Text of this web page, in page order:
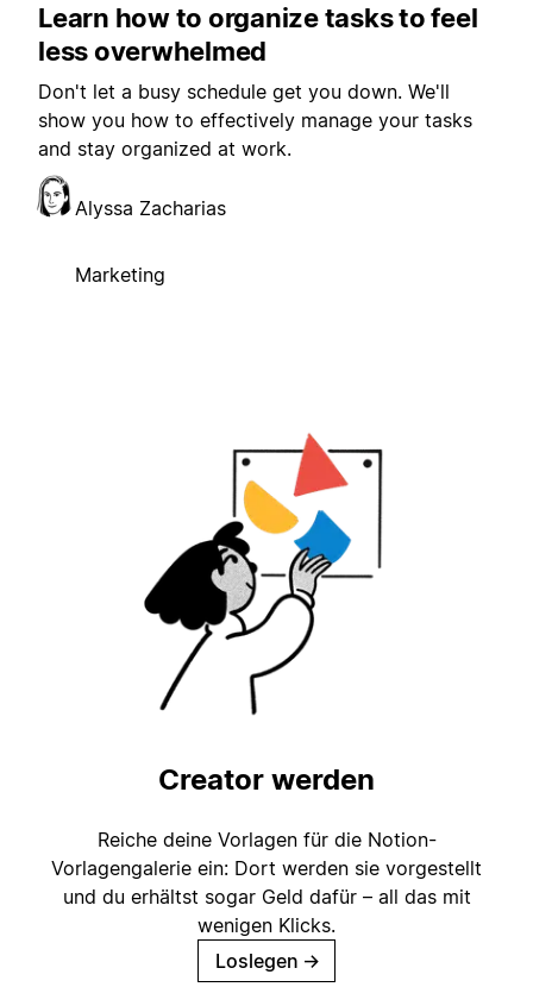
Learn how to organize tasks to feel
less overwhelmed
Don't let a busy schedule get you down. We'll
show you how to effectively manage your tasks
and stay organized at work.
Alyssa Zacharias
Marketing
Creator werden
Reiche deine Vorlagen für die Notion-
Vorlagengalerie ein: Dort werden sie vorgestellt
und du erhältst sogar Geld dafür – all das mit
wenigen Klicks.
Loslegen →